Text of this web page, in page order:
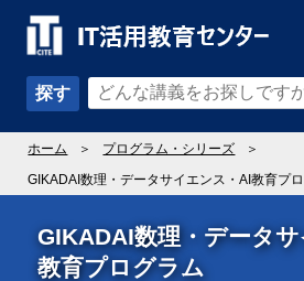
探す
ホーム
プログラム・シリーズ
GIKADAI数理・データサイエンス・AI教育プ
GIKADAI数理・データ
教育プログラム